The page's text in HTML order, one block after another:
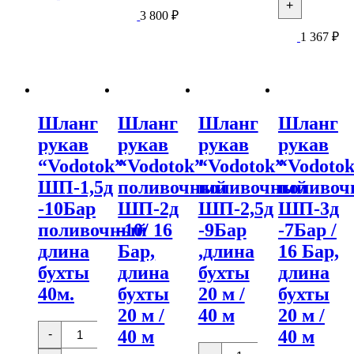
6.3мм
Х
Х
90м
3 800₽
"Vodotok"
ШП-1д
/
30
м
+
1 367 ₽
Шланг
рукав
“Vodotok”
ШП-1,5д
-10Бар
поливочный
длина
бухты
40м.
-
Количество
товара
Шланг
Шланг
рукав
“Vodotok”
поливочный
ШП-2д
-10/ 16
Бар,
длина
бухты
20 м /
40 м
Шланг
рукав
“Vodotok”
поливочный
ШП-2,5д
-9Бар
,длина
бухты
20 м /
40 м
Количество
Шланг
рукав
ШП-3д
-7Бар /
16 Бар,
длина
бухты
20 м /
40 м